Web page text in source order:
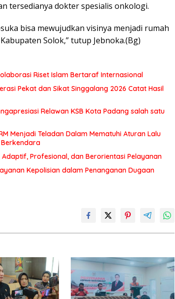
tersedianya dokter spesialis onkologi.
bisa mewujudkan visinya menjadi rumah
Solok,” tutup Jebnoka.(Bg)
Riset Islam Bertaraf Internasional
Pekat dan Sikat Singgalang 2026 Catat Hasil
Relawan KSB Kota Padang salah satu
Menjadi Teladan Dalam Mematuhi Aturan Lalu
Profesional, dan Berorientasi Pelayanan
Kepolisian dalam Penanganan Dugaan